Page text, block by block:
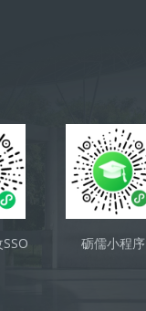
砺儒小程序